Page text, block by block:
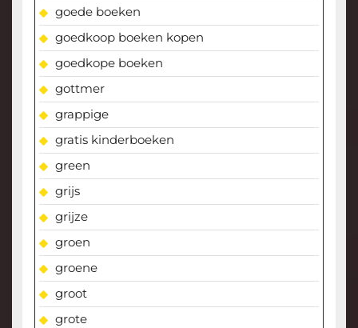
goede boeken
goedkoop boeken kopen
goedkope boeken
gottmer
grappige
gratis kinderboeken
green
grijs
grijze
groen
groene
groot
grote